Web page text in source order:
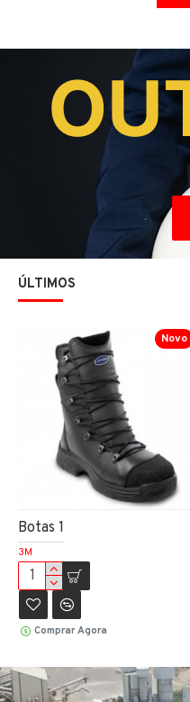
ÚLTIMOS
Novo
3M
Botas 1
Comprar Agora